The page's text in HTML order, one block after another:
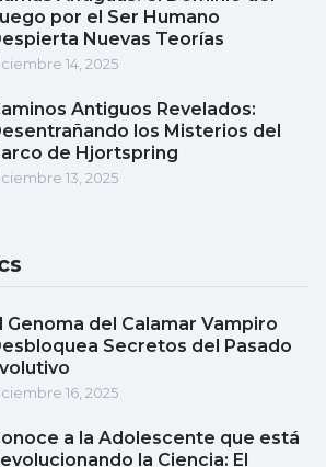
por el Ser Humano
Nuevas Teorías
14, 2025
Antiguos Revelados:
los Misterios del
de Hjortspring
13, 2025
Genoma del Calamar Vampiro
Secretos del Pasado
16, 2025
a la Adolescente que está
la Ciencia: El